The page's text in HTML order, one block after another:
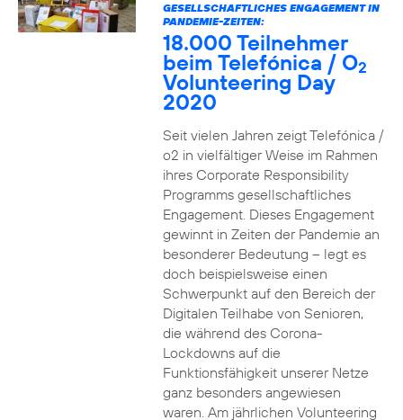
GESELLSCHAFTLICHES ENGAGEMENT IN
PANDEMIE-ZEITEN:
18.000 Teilnehmer
beim Telefónica / O2
Volunteering Day
2020
Seit vielen Jahren zeigt Telefónica /
o2 in vielfältiger Weise im Rahmen
ihres Corporate Responsibility
Programms gesellschaftliches
Engagement. Dieses Engagement
gewinnt in Zeiten der Pandemie an
besonderer Bedeutung – legt es
doch beispielsweise einen
Schwerpunkt auf den Bereich der
Digitalen Teilhabe von Senioren,
die während des Corona-
Lockdowns auf die
Funktionsfähigkeit unserer Netze
ganz besonders angewiesen
waren. Am jährlichen Volunteering